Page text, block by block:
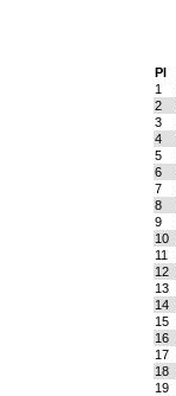
Pl
1
2
3
4
5
6
7
8
9
10
11
12
13
14
15
16
17
18
19